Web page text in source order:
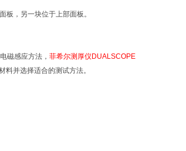
板，另一块位于上部面板。
磁感应方法， 菲希尔测厚仪 DUALSCOPE
并选择适合的测试方法。